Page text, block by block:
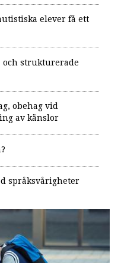
elever få ett
och strukturerade
obehag vid
av känslor
språksvårigheter